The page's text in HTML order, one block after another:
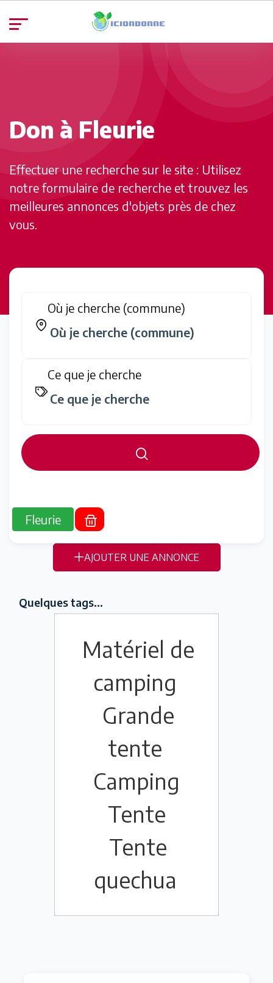
Don à Fleurie
Effectuer une recherche sur le site : Utilisez
notre formulaire de recherche et trouvez les
meilleures annonces d'objets près de chez
vous.
Où je cherche (commune)
Ce que je cherche
Fleurie
AJOUTER UNE ANNONCE
Quelques tags...
Matériel de
camping
Grande
tente
Camping
Tente
Tente
quechua